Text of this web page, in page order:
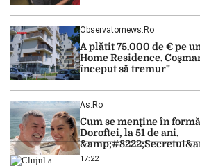
Observatornews.ro
A plătit 75.000 de € pe
Home Residence.
început să tremur"
As.ro
Cum se menţine în
Doroftei, la 51 de ani.
dezvăluit
17:22